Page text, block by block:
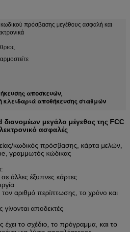
πρόσβασης μεγέθους ασφαλή και
αποσκευών,
κλειδαριά αποθήκευσης σταθμών
μεγάλο μέγεθος της FCC
ασφαλές
κωδικός πρόσβασης, κάρτα μελών,
γραμμωτός κώδικας
άλλες έξυπνες κάρτες
αριθμό περίπτωσης, το χρόνο και
αποδεκτές
έχει το σχέδιο, το πρόγραμμα, και το